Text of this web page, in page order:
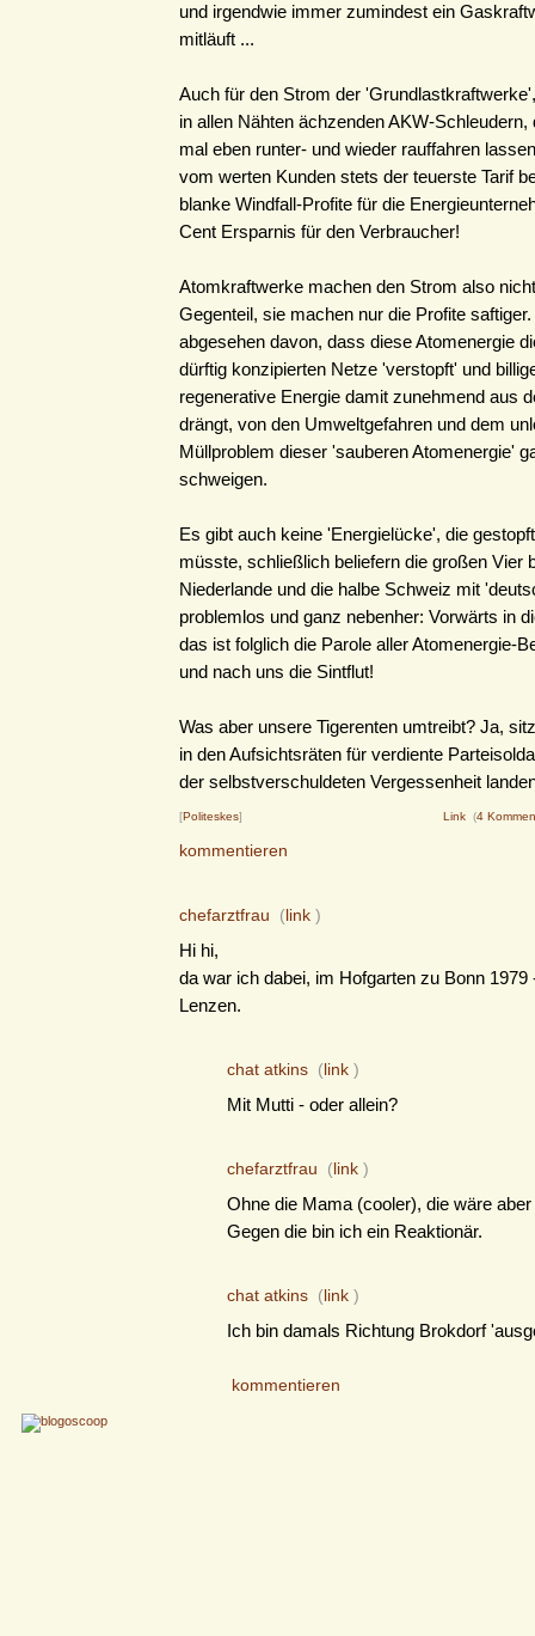
und irgendwie immer zumindest ein
mitläuft ...
Auch für den Strom der
in allen Nähten ächzenden AKW-Schleudern,
mal eben runter- und wieder rauffahren
vom werten Kunden stets der teuerste Tarif
blanke Windfall-Profite für die
Cent Ersparnis für den Verbraucher!
Atomkraftwerke machen den Strom also
Gegenteil, sie machen nur die Profite
abgesehen davon, dass diese Atomenergie
dürftig konzipierten Netze 'verstopft' und
regenerative Energie damit zunehmend aus
drängt, von den Umweltgefahren und dem
Müllproblem dieser 'sauberen Atomenergie'
schweigen.
Es gibt auch keine 'Energielücke', die
müsste, schließlich beliefern die großen Vier
Niederlande und die halbe Schweiz mit
problemlos und ganz nebenher: Vorwärts in
das ist folglich die Parole aller Atomenergie-
und nach uns die Sintflut!
Was aber unsere Tigerenten umtreibt? Ja,
in den Aufsichtsräten für verdiente
der selbstverschuldeten Vergessenheit
[Politeskes] Link (4
kommentieren
chefarztfrau (link )
Hi hi,
da war ich dabei, im Hofgarten zu Bonn 1979
Lenzen.
chat atkins (link )
Mit Mutti - oder allein?
chefarztfrau (link )
Ohne die Mama (cooler), die wäre
Gegen die bin ich ein Reaktionär.
chat atkins (link )
Ich bin damals Richtung Brokdorf
kommentieren